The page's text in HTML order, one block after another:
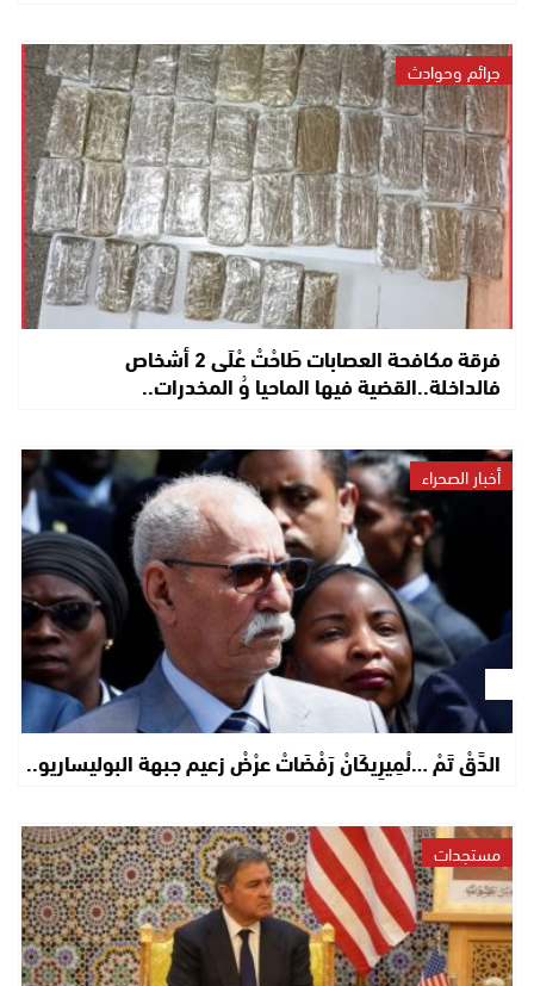
جرائم وحوادث
فرقة مكافحة العصابات طَاحْتْ عْلَى 2 أشخاص
فالداخلة..القضية فيها الماحيا وُ المخدرات..
أخبار الصحراء
الدَّقْ تَمْ …لْمِيرِيكَانْ رَفْضَاتْ عرْضْ زعيم جبهة البوليساريو..
مستجدات